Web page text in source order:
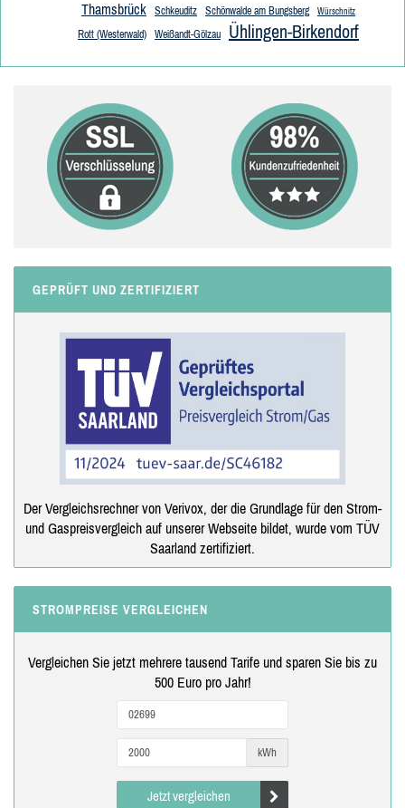
Thamsbrück Schkeuditz Schönwalde am Bungsberg Würschnitz
Rott (Westerwald) Weißandt-Gölzau Ühlingen-Birkendorf
GEPRÜFT UND ZERTIFIZIERT
Der Vergleichsrechner von Verivox, der die Grundlage für den Strom-
und Gaspreisvergleich auf unserer Webseite bildet, wurde vom TÜV
Saarland zertifiziert.
STROMPREISE VERGLEICHEN
Vergleichen Sie jetzt mehrere tausend Tarife und sparen Sie bis zu
500 Euro pro Jahr!
kWh
Jetzt vergleichen